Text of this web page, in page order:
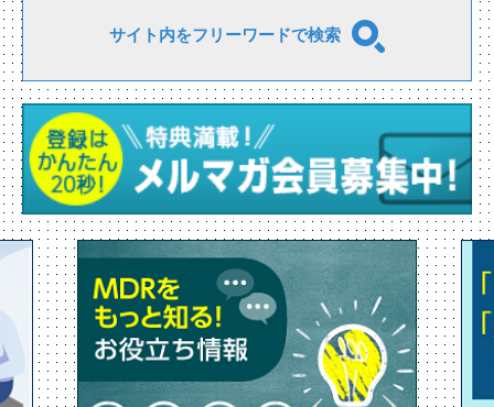
サイト内をフリーワードで検索